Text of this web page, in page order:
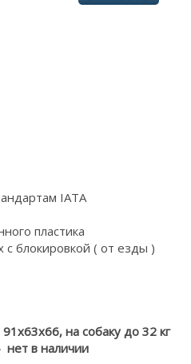
IATA
пластика
блокировкой ( от езды )
на собаку до 32 кг
нет в наличии